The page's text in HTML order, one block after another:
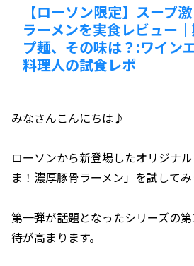
【ローソン限定】スープ
ラーメンを実食レビュー
プ麺、その味は？:ワイン
料理人の試食レポ
みなさんこんにちは♪
ローソンから新登場したオリジナ
ま！濃厚豚骨ラーメン」を試してみ
第一弾が話題となったシリーズの
待が高まります。